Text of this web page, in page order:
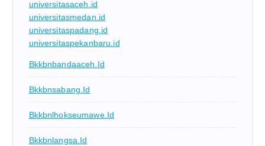
universitasaceh.id
universitasmedan.id
universitaspadang.id
universitaspekanbaru.id
Bkkbnbandaaceh.id
Bkkbnsabang.id
Bkkbnlhokseumawe.id
Bkkbnlangsa.id